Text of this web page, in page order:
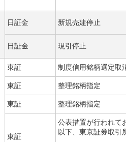
日証金 新規売建停止
日証金 現引停止
東証 制度信用銘柄選定取
東証 整理銘柄指定
東証 整理銘柄指定
東証
公表措置が行われて
以下、東京証券取引